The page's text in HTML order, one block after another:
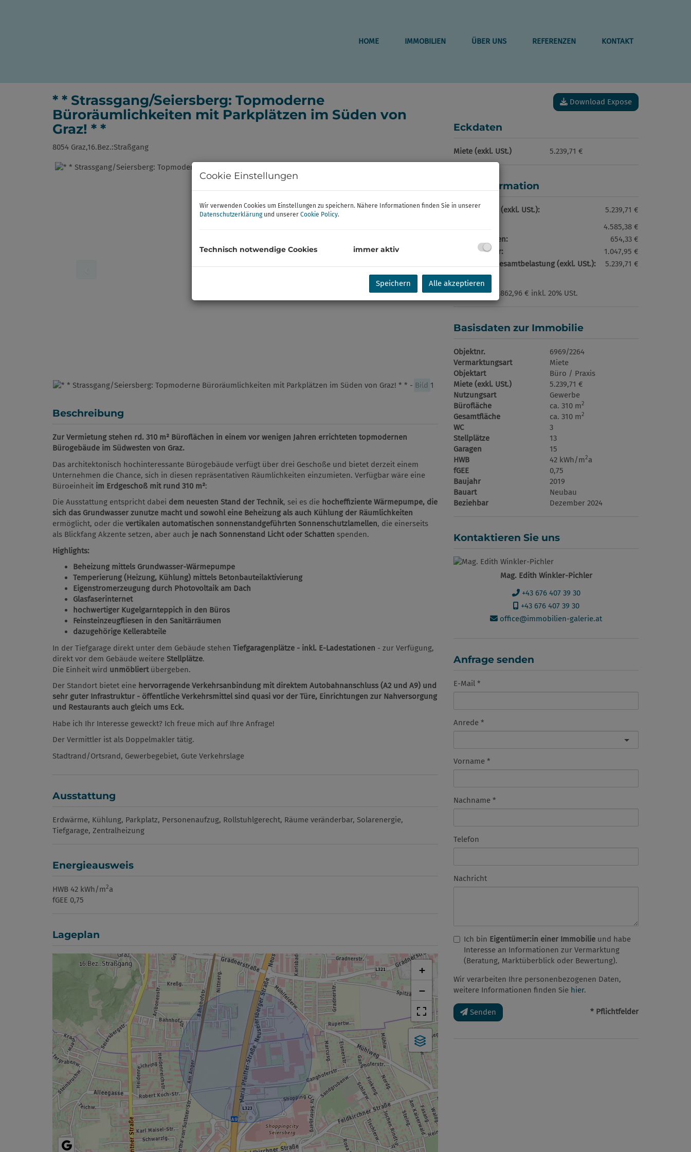
HOME IMMOBILIEN ÜBER UNS REFERENZEN KONTAKT
* * Strassgang/Seiersberg: Topmoderne
Büroräumlichkeiten mit Parkplätzen im Süden von
Graz! * *
8054 Graz,16.Bez.:Straßgang
Beschreibung
Zur Vermietung stehen rd. 310 m² Büroflächen in einem vor wenigen Jahren errichteten topmodernen
Bürogebäude im Südwesten von Graz.
Das architektonisch hochinteressante Bürogebäude verfügt über drei Geschoße und bietet derzeit einem
Unternehmen die Chance, sich in diesen repräsentativen Räumlichkeiten einzumieten. Verfügbar wäre eine
Büroeinheit im Erdgeschoß mit rund 310 m²:
Die Ausstattung entspricht dabei dem neuesten Stand der Technik, sei es die hocheffiziente Wärmepumpe, die
sich das Grundwasser zunutze macht und sowohl eine Beheizung als auch Kühlung der Räumlichkeiten
ermöglicht, oder die vertikalen automatischen sonnenstandgeführten Sonnenschutzlamellen, die einerseits
als Blickfang Akzente setzen, aber auch je nach Sonnenstand Licht oder Schatten spenden.
Highlights:
Beheizung mittels Grundwasser-Wärmepumpe
Temperierung (Heizung, Kühlung) mittels Betonbauteilaktivierung
Eigenstromerzeugung durch Photovoltaik am Dach
Glasfaserinternet
hochwertiger Kugelgarnteppich in den Büros
Feinsteinzeugfliesen in den Sanitärräumen
dazugehörige Kellerabteile
In der Tiefgarage direkt unter dem Gebäude stehen Tiefgaragenplätze - inkl. E-Ladestationen - zur Verfügung,
direkt vor dem Gebäude weitere Stellplätze.
Die Einheit wird unmöbliertübergeben.
Der Standort bietet eine hervorragende Verkehrsanbindung mit direktem Autobahnanschluss (A2 und A9) und
sehr guter Infrastruktur - öffentliche Verkehrsmittel sind quasi vor der Türe, Einrichtungen zur Nahversorgung
und Restaurants auch gleich ums Eck.
Habe ich Ihr Interesse geweckt? Ich freue mich auf Ihre Anfrage!
Der Vermittler ist als Doppelmakler tätig.
Stadtrand/Ortsrand, Gewerbegebiet, Gute Verkehrslage
Ausstattung
Erdwärme Kühlung Parkplatz Personenaufzug Rollstuhlgerecht Räume veränderbar Solarenergie
Tiefgarage Zentralheizung
Energieausweis
HWB 42 kWh/m2a
fGEE 0,75
Lageplan
+
−
Download Expose
Eckdaten
Miete (exkl. USt.) 5.239,71 €
Preisinformation
Gesamtmiete (exkl. USt.):
5.239,71 €
4.585,38 €
Betriebskosten:
654,33 €
Umsatzsteuer:
1.047,95 €
monatliche Gesamtbelastung (exkl. USt.):
5.239,71 €
Provision: 18.862,96 € inkl. 20% USt.
Basisdaten zur Immobilie
Objektnr.
6969/2264
Vermarktungsart
Miete
Objektart
Büro / Praxis
Miete (exkl. USt.)
5.239,71 €
Nutzungsart
Gewerbe
Bürofläche
ca. 310 m2
Gesamtfläche ca. 310 m2
WC
3
Stellplätze
13
Garagen
15
HWB
42 kWh/m2a
fGEE
0,75
Baujahr
2019
Bauart
Neubau
Beziehbar
Dezember 2024
Kontaktieren Sie uns
Mag. Edith Winkler-Pichler
+43 676 407 39 30
+43 676 407 39 30
office@immobilien-galerie.at
Anfrage senden
E-Mail
Anrede
Vorname
Nachname
Telefon
Nachricht
Ich bin Eigentümer:in einer Immobilie und habe
Interesse an Informationen zur Vermarktung
(Beratung, Marktüberblick oder Bewertung).
Wir verarbeiten Ihre personenbezogenen Daten,
weitere Informationen finden Sie hier.
Senden * Pflichtfelder
Cookie Einstellungen
Wir verwenden Cookies um Einstellungen zu speichern. Nähere Informationen finden Sie in unserer
Datenschutzerklärung und unserer Cookie Policy.
Technisch notwendige Cookies immer aktiv
Speichern Alle akzeptieren